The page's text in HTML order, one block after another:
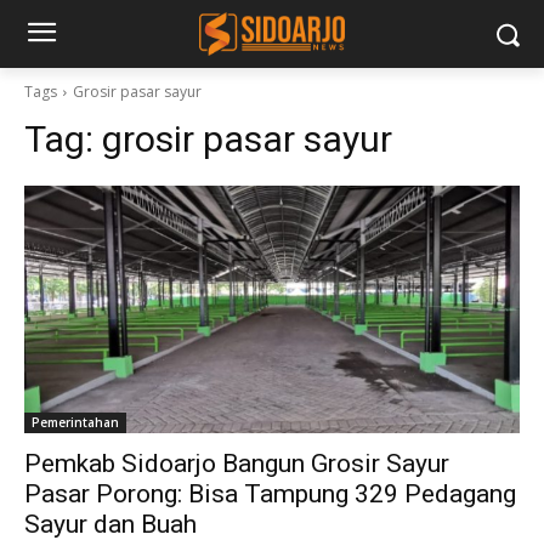
Tags Grosir pasar sayur
Tag: grosir pasar sayur
Pemerintahan
Pemkab Sidoarjo Bangun Grosir Sayur
Pasar Porong: Bisa Tampung 329 Pedagang
Sayur dan Buah